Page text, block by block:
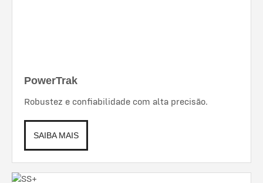
PowerTrak
Robustez e confiabilidade com alta precisão.
SAIBA MAIS